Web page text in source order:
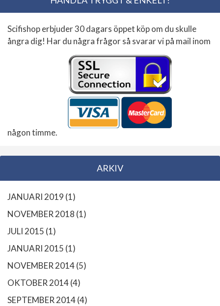
Scifishop erbjuder 30 dagars öppet köp om du skulle
ångra dig! Har du några frågor så svarar vi på mail inom
någon timme.
ARKIV
JANUARI 2019 (1)
NOVEMBER 2018 (1)
JULI 2015 (1)
JANUARI 2015 (1)
NOVEMBER 2014(5)
OKTOBER 2014(4)
SEPTEMBER 2014(4)